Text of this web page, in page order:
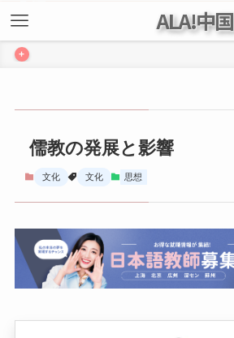
ALA!中国
+
儒教の発展と影響
文化 文化 思想